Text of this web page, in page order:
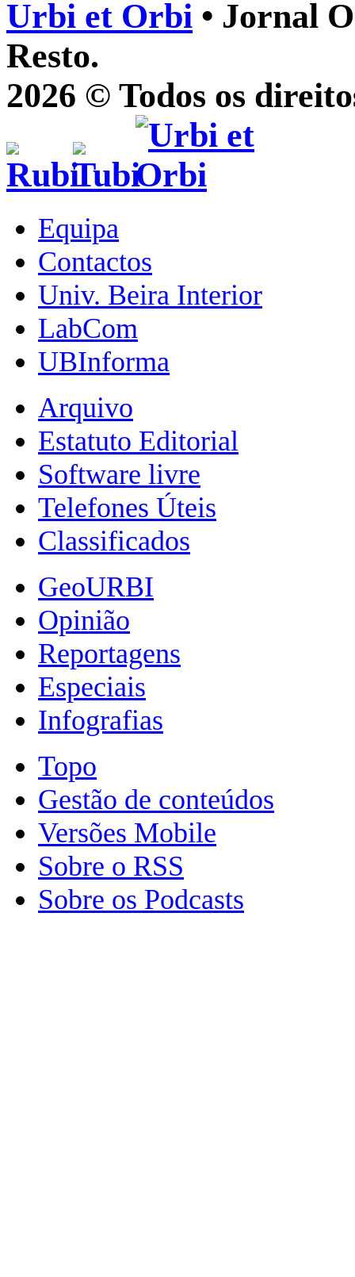
Urbi et Orbi • Jornal
Resto.
2026 © Todos os
Equipa
Contactos
Univ. Beira Interior
LabCom
UBInforma
Arquivo
Estatuto Editorial
Software livre
Telefones Úteis
Classificados
GeoURBI
Opinião
Reportagens
Especiais
Infografias
Topo
Gestão de conteúdos
Versões Mobile
Sobre o RSS
Sobre os Podcasts